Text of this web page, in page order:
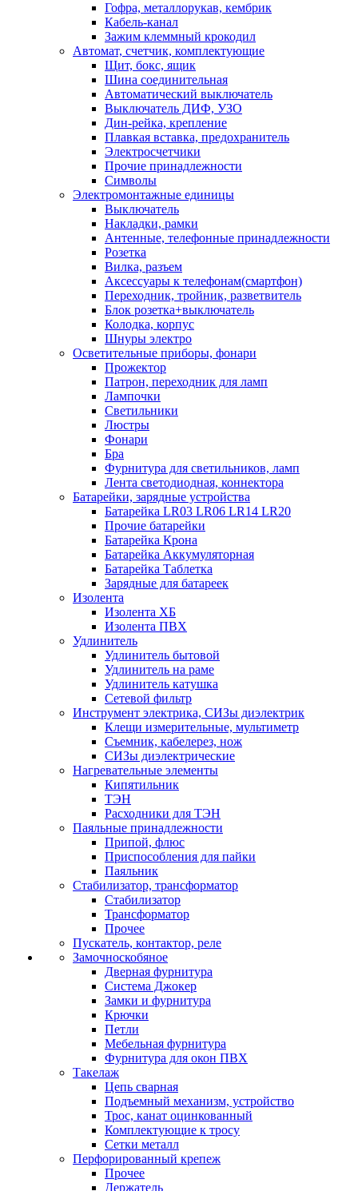
Гофра, металлорукав, кембрик
Кабель-канал
Зажим клеммный крокодил
Автомат, счетчик, комплектующие
Щит, бокс, ящик
Шина соединительная
Автоматический выключатель
Выключатель ДИФ, УЗО
Дин-рейка, крепление
Плавкая вставка, предохранитель
Электросчетчики
Прочие принадлежности
Символы
Электромонтажные единицы
Выключатель
Накладки, рамки
Антенные, телефонные принадлежности
Розетка
Вилка, разъем
Аксессуары к телефонам(смартфон)
Переходник, тройник, разветвитель
Блок розетка+выключатель
Колодка, корпус
Шнуры электро
Осветительные приборы, фонари
Прожектор
Патрон, переходник для ламп
Лампочки
Светильники
Люстры
Фонари
Бра
Фурнитура для светильников, ламп
Лента светодиодная, коннектора
Батарейки, зарядные устройства
Батарейка LR03 LR06 LR14 LR20
Прочие батарейки
Батарейка Крона
Батарейка Аккумуляторная
Батарейка Таблетка
Зарядные для батареек
Изолента
Изолента ХБ
Изолента ПВХ
Удлинитель
Удлинитель бытовой
Удлинитель на раме
Удлинитель катушка
Сетевой фильтр
Инструмент электрика, СИЗы диэлектрик
Клещи измерительные, мультиметр
Съемник, кабелерез, нож
СИЗы диэлектрические
Нагревательные элементы
Кипятильник
ТЭН
Расходники для ТЭН
Паяльные принадлежности
Припой, флюс
Приспособления для пайки
Паяльник
Стабилизатор, трансформатор
Стабилизатор
Трансформатор
Прочее
Пускатель, контактор, реле
Замочноскобяное
Дверная фурнитура
Система Джокер
Замки и фурнитура
Крючки
Петли
Мебельная фурнитура
Фурнитура для окон ПВХ
Такелаж
Цепь сварная
Подъемный механизм, устройство
Трос, канат оцинкованный
Комплектующие к тросу
Сетки металл
Перфорированный крепеж
Прочее
Держатель